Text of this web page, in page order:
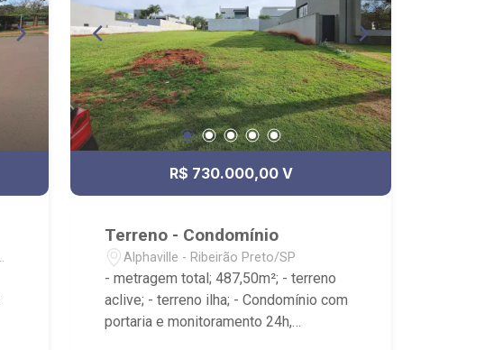
R$ 730.000,00 V
Terreno - Condomínio
Alphaville - Ribeirão Preto/SP
- metragem total; 487,50m²; - terreno
aclive; - terreno ilha; - Condomínio com
portaria e monitoramento 24h,